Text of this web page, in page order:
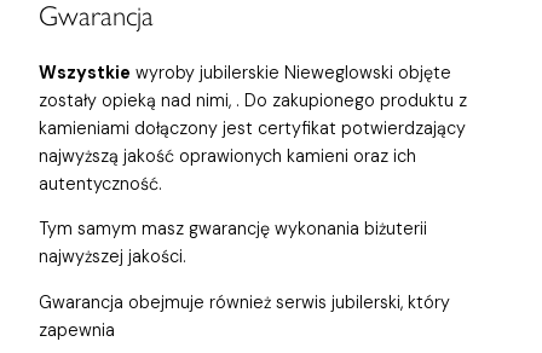
Gwarancja
Wszystkie wyroby jubilerskie Nieweglowski objęte
zostały opieką nad nimi, . Do zakupionego produktu z
kamieniami dołączony jest certyfikat potwierdzający
najwyższą jakość oprawionych kamieni oraz ich
autentyczność.
Tym samym masz gwarancję wykonania biżuterii
najwyższej jakości.
Gwarancja obejmuje również serwis jubilerski, który
zapewnia